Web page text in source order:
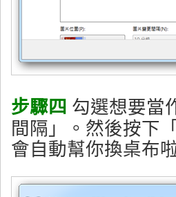
步驟四 勾選想要當
間隔」。然後按下
會自動幫你換桌布啦